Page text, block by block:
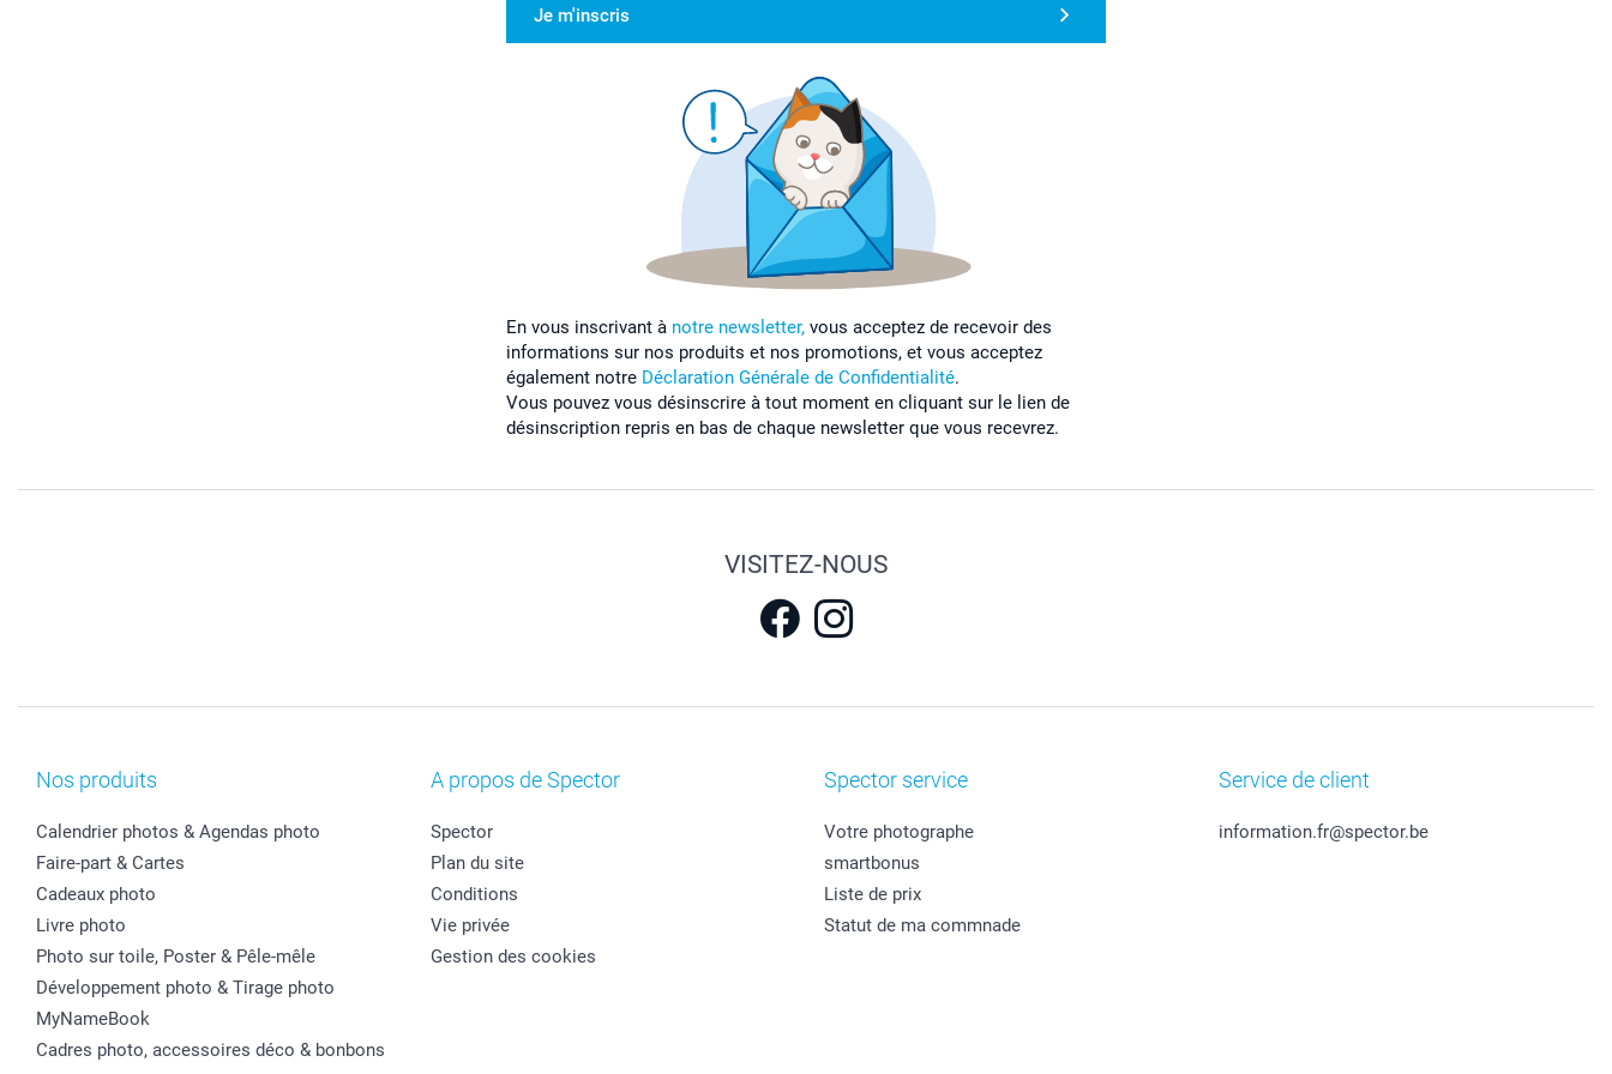
Je m'inscris
En vous inscrivant à notre newsletter, vous acceptez de recevoir des
informations sur nos produits et nos promotions, et vous acceptez
également notre Déclaration Générale de Confidentialité.
Vous pouvez vous désinscrire à tout moment en cliquant sur le lien de
désinscription repris en bas de chaque newsletter que vous recevrez.
VISITEZ-NOUS
Nos produits
Calendrier photos & Agendas photo
Faire-part & Cartes
Cadeaux photo
Livre photo
Photo sur toile, Poster & Pêle-mêle
Développement photo & Tirage photo
MyNameBook
Cadres photo, accessoires déco & bonbons
A propos de Spector
Spector
Plan du site
Conditions
Vie privée
Gestion des cookies
Spector service
Votre photographe
smartbonus
Liste de prix
Statut de ma commnade
Service de client
information.fr@spector.be